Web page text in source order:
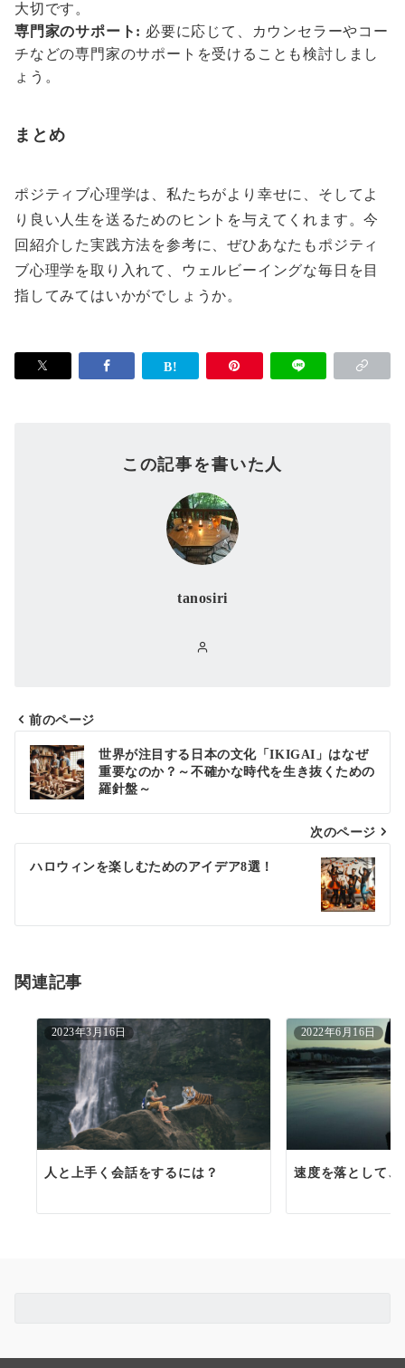
大切です。
専門家のサポート: 必要に応じて、カウンセラーやコー
チなどの専門家のサポートを受けることも検討しまし
ょう。
まとめ
ポジティブ心理学は、私たちがより幸せに、そしてよ
り良い人生を送るためのヒントを与えてくれます。今
回紹介した実践方法を参考に、ぜひあなたもポジティ
ブ心理学を取り入れて、ウェルビーイングな毎日を目
指してみてはいかがでしょうか。
この記事を書いた人
tanosiri
投
稿
ナ
ビ
ゲ
シ
ン
前のページ
世界が注目する日本の文化「IKIGAI」はなぜ
重要なのか？～不確かな時代を生き抜くための
羅針盤～
次のページ
ハロウィンを楽しむためのアイデア8選！
関連記事
2023年3月16日
人と上手く会話をするには？
2022年6月16日
速度を落として